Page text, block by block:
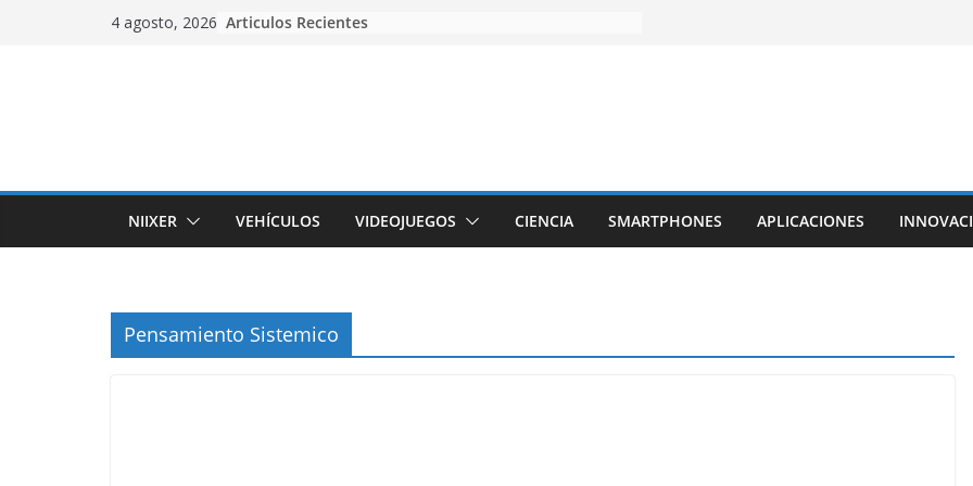
4 agosto, 2026 Articulos Recientes
NIIXER VEHÍCULOS VIDEOJUEGOS CIENCIA SMARTPHONES APLICACIONES
Pensamiento Sistemico